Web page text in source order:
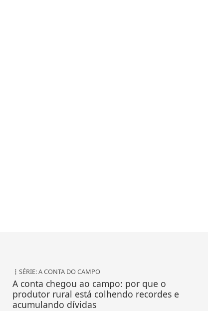
SÉRIE: A CONTA DO CAMPO
A conta chegou ao campo: por que o
produtor rural está colhendo recordes e
acumulando dívidas